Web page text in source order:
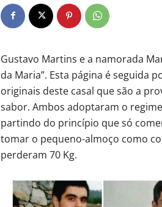
Gustavo Martins e a namorada
da Maria”. Esta página é seguida
originais deste casal que são a
sabor. Ambos adoptaram o
partindo do princípio que só
tomar o pequeno-almoço como
perderam 70 Kg.